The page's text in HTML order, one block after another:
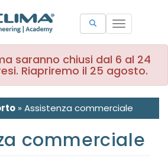
Toggle
navigation
saranno chiusi dal 6 al 24
Riapriremo il 25 agosto.
» Assistenza commerciale
commerciale